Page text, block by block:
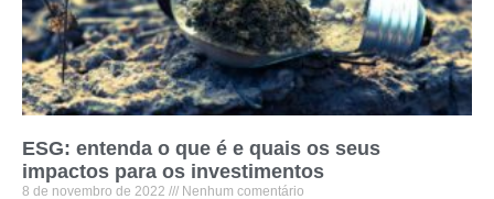
ESG: entenda o que é e quais os seus
impactos para os investimentos
8 de novembro de 2022 Nenhum comentário